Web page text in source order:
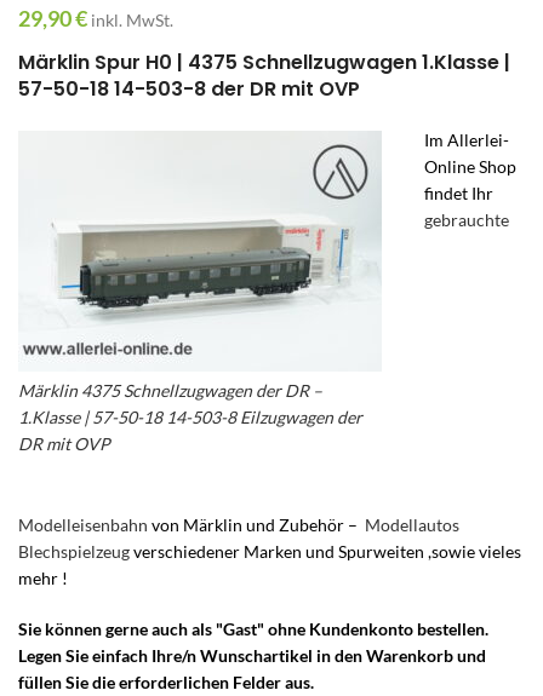
29,90€ inkl. MwSt.
Märklin Spur H0 | 4375 Schnellzugwagen 1.Klasse |
57-50-18 14-503-8 der DR mit OVP
Märklin 4375 Schnellzugwagen der DR –
1.Klasse | 57-50-18 14-503-8 Eilzugwagen der
DR mit OVP
Im Allerlei-
Online Shop
findet Ihr
gebrauchte
Modelleisenbahn von Märklin und Zubehör – Modellautos
Blechspielzeugverschiedener Marken und Spurweiten ,sowie vieles
mehr !
Sie können gerne auch als "Gast" ohne Kundenkonto bestellen.
Legen Sie einfach Ihre/n Wunschartikel in den Warenkorb und
füllen Sie die erforderlichen Felder aus.